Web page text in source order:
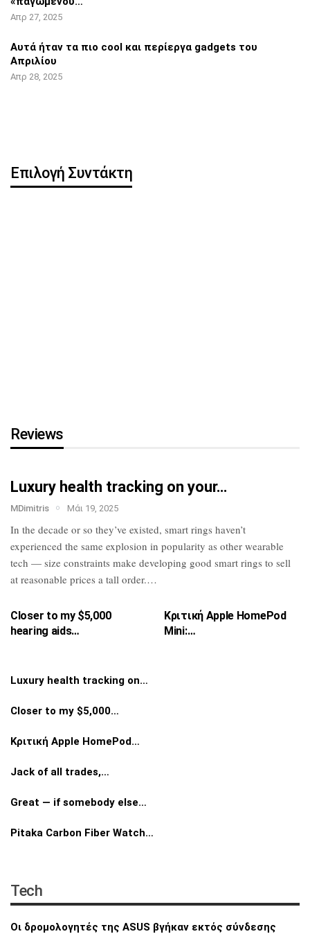
Απρ 27, 2025
Αυτά ήταν τα πιο cool και περίεργα gadgets του
Απριλίου
Απρ 28, 2025
Επιλογή Συντάκτη
Reviews
Luxury health tracking on your…
MDimitris Μάι 19, 2025
In the decade or so they’ve existed, smart rings haven’t
experienced the same explosion in popularity as other wearable
tech — size constraints make developing good smart rings to sell
at reasonable prices a tall order.…
Closer to my $5,000
hearing aids…
Κριτική Apple HomePod
Mini:…
Luxury health tracking on…
Closer to my $5,000…
Κριτική Apple HomePod…
Jack of all trades,…
Great — if somebody else…
Pitaka Carbon Fiber Watch…
Tech
Οι δρομολογητές της ASUS βγήκαν εκτός σύνδεσης